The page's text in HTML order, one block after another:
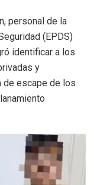
personal de la
(EPDS)
identificar a los
y
de escape de los